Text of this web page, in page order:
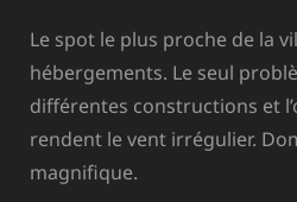
Le spot le plus proche de la
hébergements. Le seul
différentes constructions et
rendent le vent irrégulier.
magnifique.